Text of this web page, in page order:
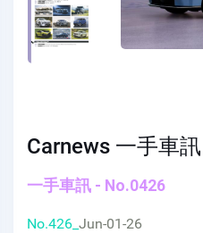
Carnews 一手車訊
一手車訊 - No.0426
No.426_ Jun-01-26